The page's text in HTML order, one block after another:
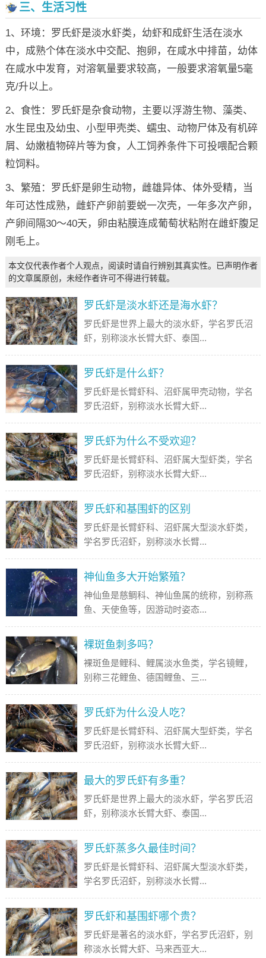
三、生活习性
1、环境：罗氏虾是淡水虾类，幼虾和成虾生活在淡水
中，成熟个体在淡水中交配、抱卵，在咸水中排苗，幼体
在咸水中发育，对溶氧量要求较高，一般要求溶氧量5毫
克/升以上。
2、食性：罗氏虾是杂食动物，主要以浮游生物、藻类、
水生昆虫及幼虫、小型甲壳类、蠕虫、动物尸体及有机碎
屑、幼嫩植物碎片等为食，人工饲养条件下可投喂配合颗
粒饲料。
3、繁殖：罗氏虾是卵生动物，雌雄异体、体外受精，当
年可达性成熟，雌虾产卵前要蜕一次壳，一年多次产卵，
产卵间隔30～40天，卵由粘膜连成葡萄状粘附在雌虾腹足
刚毛上。
本文仅代表作者个人观点，阅读时请自行辨别其真实性。已声明作者
的文章属原创，未经作者许可不得进行转载。
罗氏虾是淡水虾还是海水虾？
罗氏虾是世界上最大的淡水虾，学名罗氏沼
虾，别称淡水长臂大虾、泰国...
罗氏虾是什么虾？
罗氏虾是长臂虾科、沼虾属甲壳动物，学名
罗氏沼虾，别称淡水长臂大虾...
罗氏虾为什么不受欢迎？
罗氏虾是长臂虾科、沼虾属大型虾类，学名
罗氏沼虾，别称淡水长臂大虾...
罗氏虾和基围虾的区别
罗氏虾是长臂虾科、沼虾属大型淡水虾类，
学名罗氏沼虾，别称淡水长臂...
神仙鱼多大开始繁殖？
神仙鱼是慈鲷科、神仙鱼属的统称，别称燕
鱼、天使鱼等，因游动时姿态...
裸斑鱼刺多吗？
裸斑鱼是鲤科、鲤属淡水鱼类，学名镜鲤，
别称三花鲤鱼、德国鲤鱼、三...
罗氏虾为什么没人吃？
罗氏虾是长臂虾科、沼虾属大型虾类，学名
罗氏沼虾，别称淡水长臂大虾...
最大的罗氏虾有多重？
罗氏虾是世界上最大的淡水虾，学名罗氏沼
虾，别称淡水长臂大虾、泰国...
罗氏虾蒸多久最佳时间？
罗氏虾是长臂虾科、沼虾属大型淡水虾类，
学名罗氏沼虾，别称淡水长臂...
罗氏虾和基围虾哪个贵？
罗氏虾是著名的淡水虾，学名罗氏沼虾，别
称淡水长臂大虾、马来西亚大...